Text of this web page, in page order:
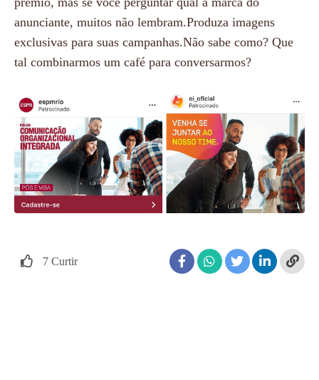
anunciante, muitos não lembram.Produza imagens
exclusivas para suas campanhas.Não sabe como? Que
tal combinarmos um café para conversarmos?
7 Curtir